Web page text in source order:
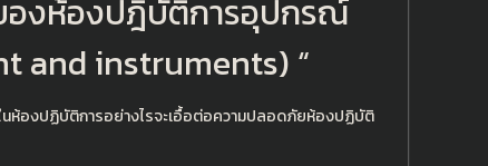
องห้องปฎิบัติการอุปกรณ์
and instruments) “
ห้องปฏิบัติการอย่างไรจะเอื้อต่อความปลอดภัยห้องปฏิบัติ